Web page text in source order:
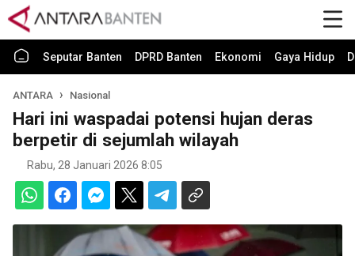
Seputar Banten DPRD Banten Ekonomi Gaya Hidup
ANTARA Nasional
Hari ini waspadai potensi hujan deras
berpetir di sejumlah wilayah
Rabu, 28 Januari 2026 8:05